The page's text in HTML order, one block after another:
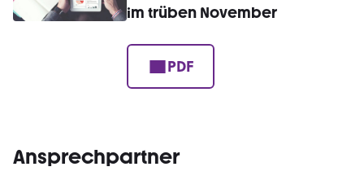
im trüben November
PDF
Ansprechpartner